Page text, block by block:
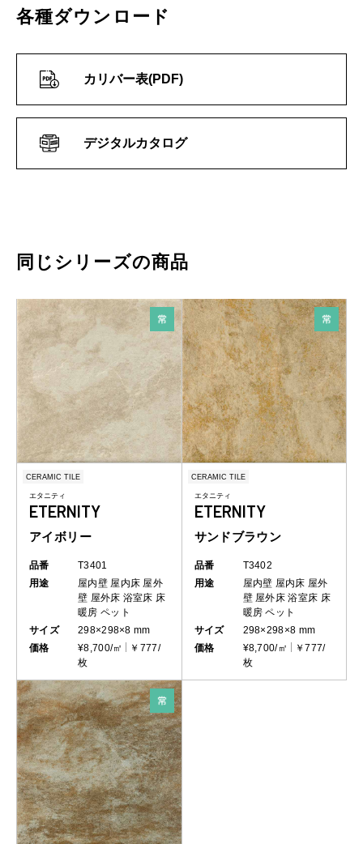
各種ダウンロード
カリバー表(PDF)
デジタルカタログ
同じシリーズの商品
CERAMIC TILE
エタニティ
ETERNITY
アイボリー
品番
T3401
用途
屋内壁 屋内床 屋外
壁 屋外床 浴室床 床
暖房 ペット
サイズ
298×298×8 mm
価格
¥8,700/㎡
￥777/
枚
CERAMIC TILE
エタニティ
ETERNITY
サンドブラウン
品番
T3402
用途
屋内壁 屋内床 屋外
壁 屋外床 浴室床 床
暖房 ペット
サイズ
298×298×8 mm
価格
¥8,700/㎡
￥777/
枚